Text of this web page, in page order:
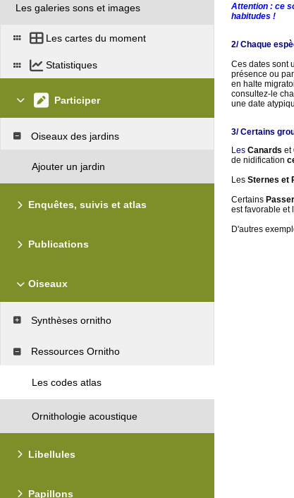
Les galeries sons et images
Les cartes du moment
Statistiques
Participer
Oiseaux des jardins
Ajouter un jardin
Enquêtes, suivis et atlas
Publications
Oiseaux
Synthèses ornitho
Ressources Ornitho
Les codes atlas
Ornithologie acoustique
Libellules
Papillons
Attention : ce
habitudes !
2/ Chaque
Ces dates sont
présence ou
en halte
consultez-le
une date
3/ Certains
Les Canards et
de nidification
Les Sternes et
Certains
est favorable et
D'autres